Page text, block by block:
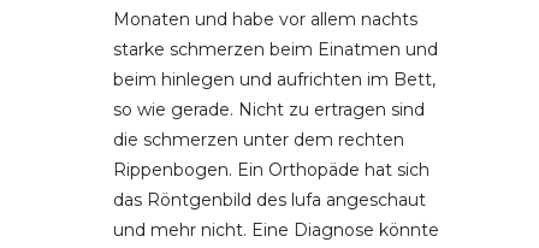
Monaten und habe vor allem nachts
starke schmerzen beim Einatmen und
beim hinlegen und aufrichten im Bett,
so wie gerade. Nicht zu ertragen sind
die schmerzen unter dem rechten
Rippenbogen. Ein Orthopäde hat sich
das Röntgenbild des lufa angeschaut
und mehr nicht. Eine Diagnose könnte